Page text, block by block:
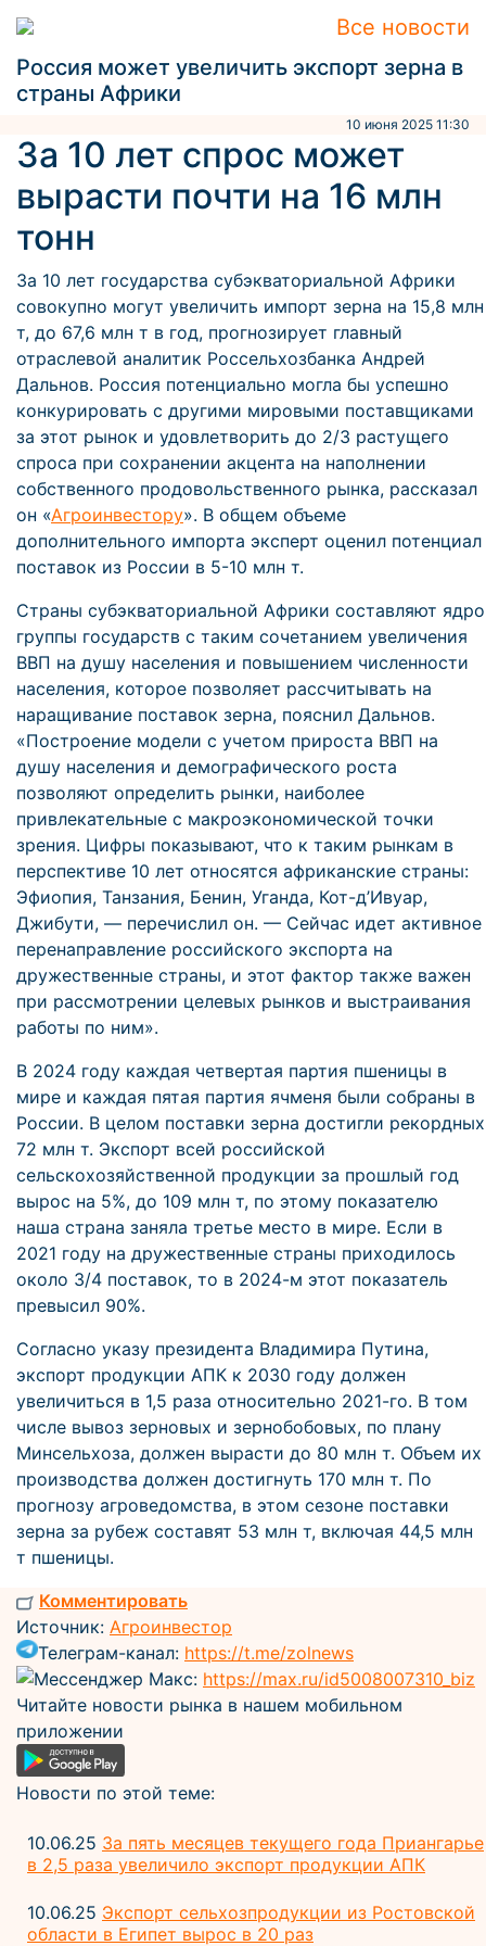
Все новости
Россия может увеличить экспорт зерна в
страны Африки
10 июня 2025 11:30
За 10 лет спрос может
вырасти почти на 16 млн
тонн
За 10 лет государства субэкваториальной Африки
совокупно могут увеличить импорт зерна на 15,8 млн
т, до 67,6 млн т в год, прогнозирует главный
отраслевой аналитик Россельхозбанка Андрей
Дальнов. Россия потенциально могла бы успешно
конкурировать с другими мировыми поставщиками
за этот рынок и удовлетворить до 2/3 растущего
спроса при сохранении акцента на наполнении
собственного продовольственного рынка, рассказал
он «Агроинвестору». В общем объеме
дополнительного импорта эксперт оценил потенциал
поставок из России в 5-10 млн т.
Страны субэкваториальной Африки составляют ядро
группы государств с таким сочетанием увеличения
ВВП на душу населения и повышением численности
населения, которое позволяет рассчитывать на
наращивание поставок зерна, пояснил Дальнов.
«Построение модели с учетом прироста ВВП на
душу населения и демографического роста
позволяют определить рынки, наиболее
привлекательные с макроэкономической точки
зрения. Цифры показывают, что к таким рынкам в
перспективе 10 лет относятся африканские страны:
Эфиопия, Танзания, Бенин, Уганда, Кот-д’Ивуар,
Джибути, — перечислил он. — Сейчас идет активное
перенаправление российского экспорта на
дружественные страны, и этот фактор также важен
при рассмотрении целевых рынков и выстраивания
работы по ним».
В 2024 году каждая четвертая партия пшеницы в
мире и каждая пятая партия ячменя были собраны в
России. В целом поставки зерна достигли рекордных
72 млн т. Экспорт всей российской
сельскохозяйственной продукции за прошлый год
вырос на 5%, до 109 млн т, по этому показателю
наша страна заняла третье место в мире. Если в
2021 году на дружественные страны приходилось
около 3/4 поставок, то в 2024-м этот показатель
превысил 90%.
Согласно указу президента Владимира Путина,
экспорт продукции АПК к 2030 году должен
увеличиться в 1,5 раза относительно 2021-го. В том
числе вывоз зерновых и зернобобовых, по плану
Минсельхоза, должен вырасти до 80 млн т. Объем их
производства должен достигнуть 170 млн т. По
прогнозу агроведомства, в этом сезоне поставки
зерна за рубеж составят 53 млн т, включая 44,5 млн
т пшеницы.
Комментировать
Источник: Агроинвестор
Телеграм-канал: https://t.me/zolnews
Мессенджер Макс: https://max.ru/id5008007310_biz
Читайте новости рынка в нашем мобильном
приложении
Новости по этой теме:
10.06.25 За пять месяцев текущего года Приангарье
в 2,5 раза увеличило экспорт продукции АПК
10.06.25 Экспорт сельхозпродукции из Ростовской
области в Египет вырос в 20 раз